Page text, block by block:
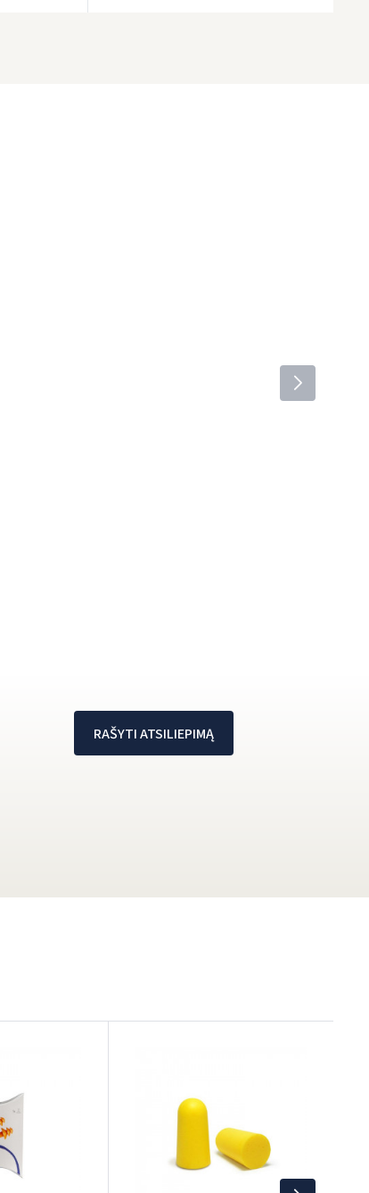
RAŠYTI ATSILIEPIMĄ